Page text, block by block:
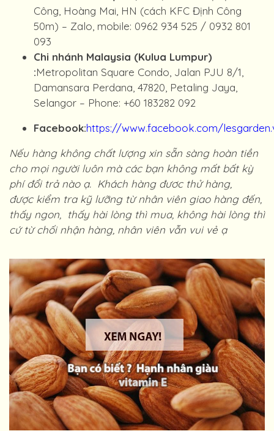
Công, Hoàng Mai, HN (cách KFC Định Công
50m) – Zalo, mobile: 0962 934 525 / 0932 801
093
Chi nhánh Malaysia (Kulua Lumpur)
:Metropolitan Square Condo, Jalan PJU 8/1,
Damansara Perdana, 47820, Petaling Jaya,
Selangor – Phone: +60 183282 092
Facebook:https://www.facebook.com/
Nếu hàng không chất lượng xin sẵn sàng hoàn tiền
cho mọi người luôn mà các bạn không mất bất kỳ
phí đổi trả nào ạ. Khách hàng đươc thử hàng,
được kiểm tra kỹ lưỡng từ nhân viên giao hàng đến,
thấy ngon, thấy hài lòng thì mua, không hài lòng thì
cứ từ chối nhận hàng, nhân viên vẫn vui vẻ ạ